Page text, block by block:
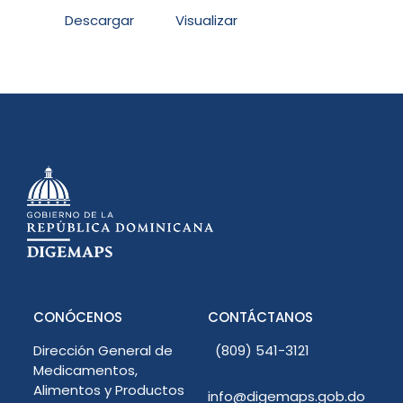
Descargar Visualizar
CONÓCENOS
Dirección General de
Medicamentos,
Alimentos y Productos
CONTÁCTANOS
(809) 541-3121
info@digemaps.gob.do